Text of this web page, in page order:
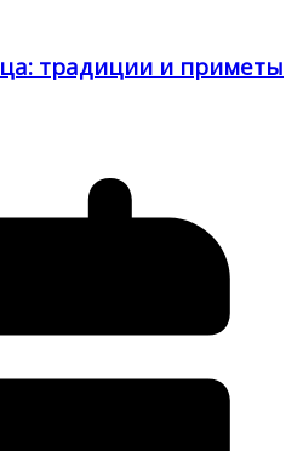
традиции и приметы